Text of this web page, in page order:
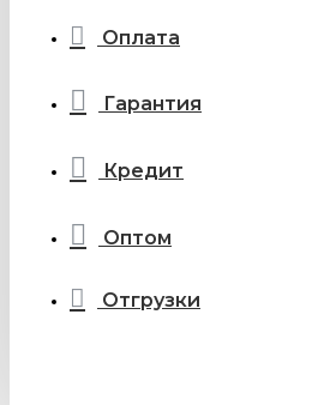
Оплата
Гарантия
Кредит
Оптом
Отгрузки